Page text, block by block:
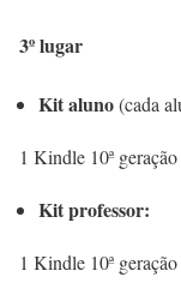
3º lugar
Kit aluno(cada
1 Kindle 10ª
Kit professor:
1 Kindle 10ª